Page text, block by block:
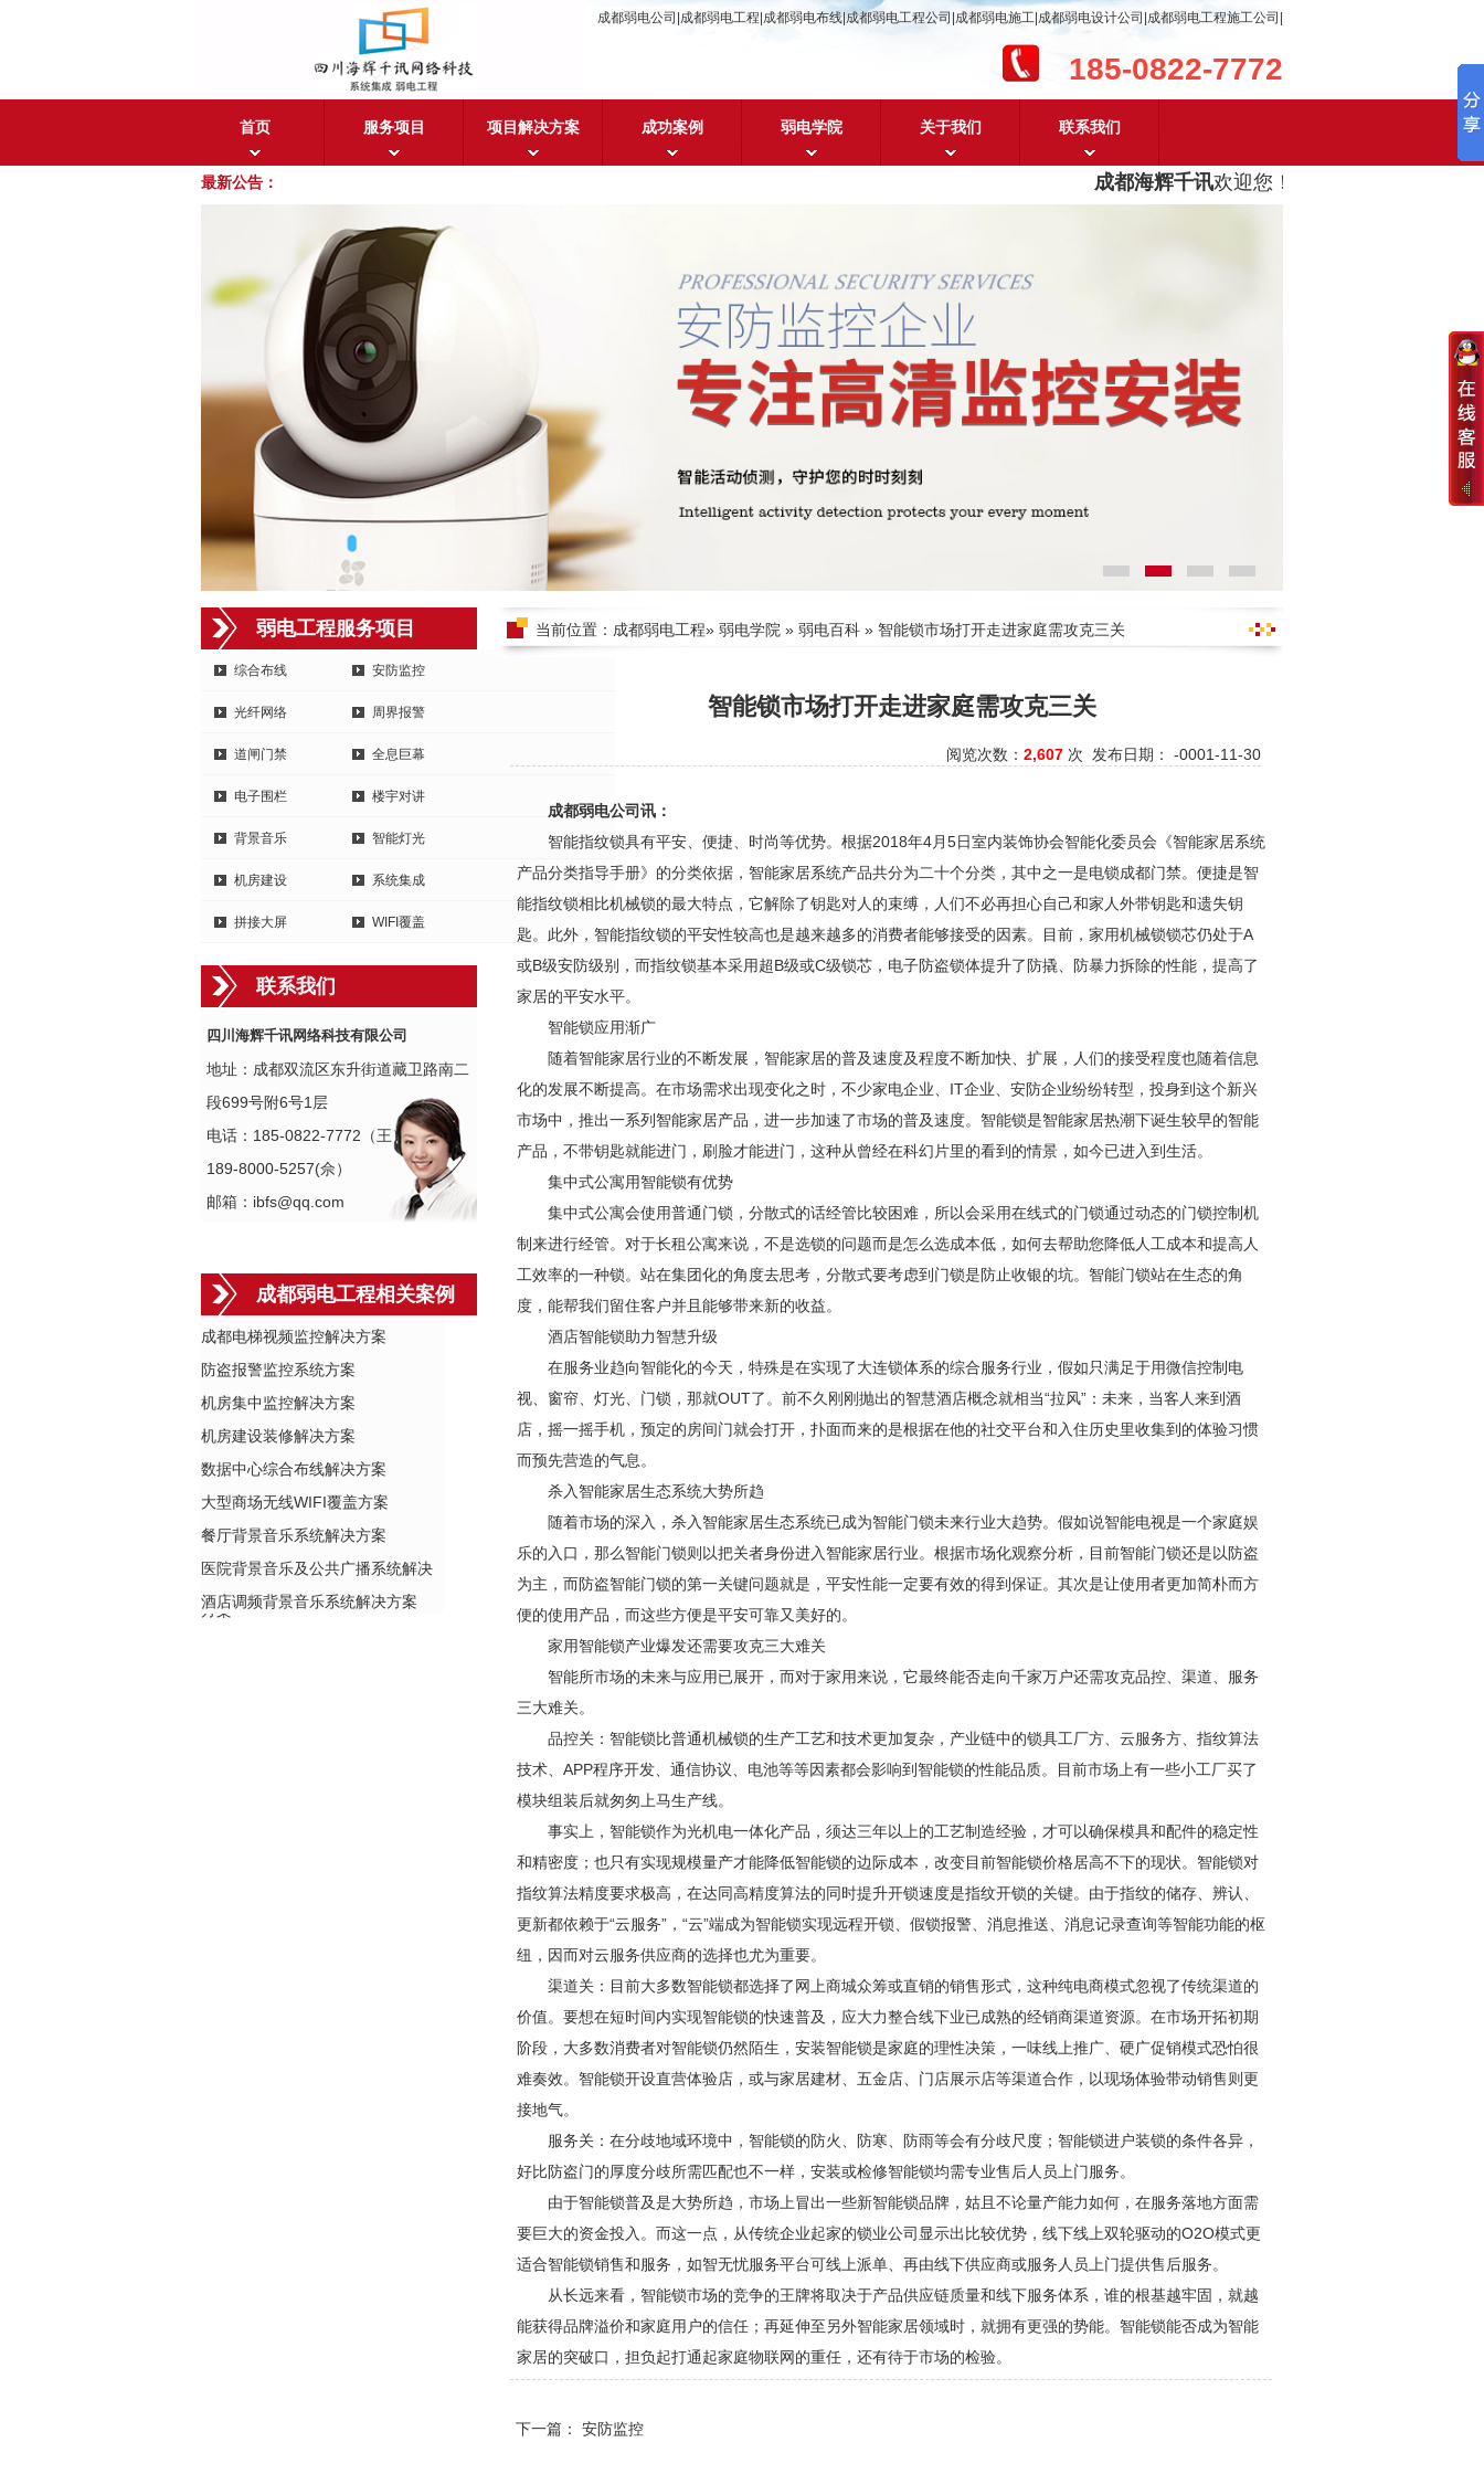
成都弱电公司|成都弱电工程|成都弱电布线|成都弱电工程公司|成都弱电施工|成都弱电设计公司|成都弱电工程施工公司|
185-0822-7772
首页 服务项目 项目解决方案 成功案例 弱电学院 关于我们 联系我们
最新公告： 成都海辉千讯欢迎您！ 成都弱电工程设计及成
弱电工程服务项目
综合布线 安防监控
光纤网络 周界报警
道闸门禁 全息巨幕
电子围栏 楼宇对讲
背景音乐 智能灯光
机房建设 系统集成
拼接大屏 WIFI覆盖
联系我们
四川海辉千讯网络科技有限公司
地址：成都双流区东升街道藏卫路南二
段699号附6号1层
电话：185-0822-7772（王）
189-8000-5257(佘）
邮箱：ibfs@qq.com
成都弱电工程相关案例
成都电梯视频监控解决方案
防盗报警监控系统方案
机房集中监控解决方案
机房建设装修解决方案
数据中心综合布线解决方案
大型商场无线WIFI覆盖方案
餐厅背景音乐系统解决方案
医院背景音乐及公共广播系统解决
方案
酒店调频背景音乐系统解决方案
当前位置： 成都弱电工程» 弱电学院 » 弱电百科 » 智能锁市场打开走进家庭需攻克三关
智能锁市场打开走进家庭需攻克三关
阅览次数： 2,607 次 发布日期： -0001-11-30
成都弱电公司讯：
智能指纹锁具有平安、便捷、时尚等优势。根据2018年4月5日室内装饰协会智能化委员会《智能家居系统
产品分类指导手册》的分类依据，智能家居系统产品共分为二十个分类，其中之一是电锁成都门禁。便捷是智
能指纹锁相比机械锁的最大特点，它解除了钥匙对人的束缚，人们不必再担心自己和家人外带钥匙和遗失钥
匙。此外，智能指纹锁的平安性较高也是越来越多的消费者能够接受的因素。目前，家用机械锁锁芯仍处于A
或B级安防级别，而指纹锁基本采用超B级或C级锁芯，电子防盗锁体提升了防撬、防暴力拆除的性能，提高了
家居的平安水平。
智能锁应用渐广
随着智能家居行业的不断发展，智能家居的普及速度及程度不断加快、扩展，人们的接受程度也随着信息
化的发展不断提高。在市场需求出现变化之时，不少家电企业、IT企业、 安防企业纷纷转型，投身到这个新兴
市场中，推出一系列智能家居产品，进一步加速了市场的普及速度。智能锁是智能家居热潮下诞生较早的智能
产品，不带钥匙就能进门，刷脸才能进门，这种从曾经在科幻片里的看到的情景，如今已进入到生活。
集中式公寓用智能锁有优势
集中式公寓会使用普通门锁，分散式的话经管比较困难，所以会采用在线式的门锁通过动态的门锁控制机
制来进行经管。对于长租公寓来说，不是选锁的问题而是怎么选成本低，如何去帮助您降低人工成本和提高人
工效率的一种锁。站在集团化的角度去思考，分散式要考虑到门锁是防止收银的坑。智能门锁站在生态的角
度，能帮我们留住客户并且能够带来新的收益。
酒店智能锁助力智慧升级
在服务业趋向智能化的今天，特殊是在实现了大连锁体系的综合服务行业，假如只满足于用微信控制电
视、窗帘、灯光、门锁，那就OUT了。前不久刚刚抛出的智慧酒店概念就相当“拉风”：未来，当客人来到酒
店，摇一摇手机，预定的房间门就会打开，扑面而来的是根据在他的社交平台和入住历史里收集到的体验习惯
而预先营造的气息。
杀入智能家居生态系统大势所趋
随着市场的深入，杀入智能家居生态系统已成为智能门锁未来行业大趋势。假如说智能电视是一个家庭娱
乐的入口，那么智能门锁则以把关者身份进入智能家居行业。根据市场化观察分析，目前智能门锁还是以防盗
为主，而防盗智能门锁的第一关键问题就是，平安性能一定要有效的得到保证。其次是让使用者更加简朴而方
便的使用产品，而这些方便是平安可靠又美好的。
家用智能锁产业爆发还需要攻克三大难关
智能所市场的未来与应用已展开，而对于家用来说，它最终能否走向千家万户还需攻克品控、渠道、服务
三大难关。
品控关：智能锁比普通机械锁的生产工艺和技术更加复杂，产业链中的锁具工厂方、云服务方、指纹算法
技术、APP程序开发、通信协议、电池等等因素都会影响到智能锁的性能品质。目前市场上有一些小工厂买了
模块组装后就匆匆上马生产线。
事实上，智能锁作为光机电一体化产品，须达三年以上的工艺制造经验，才可以确保模具和配件的稳定性
和精密度；也只有实现规模量产才能降低智能锁的边际成本，改变目前智能锁价格居高不下的现状。智能锁对
指纹算法精度要求极高，在达同高精度算法的同时提升开锁速度是指纹开锁的关键。由于指纹的储存、辨认、
更新都依赖于“云服务”，“云”端成为智能锁实现远程开锁、假锁报警、消息推送、消息记录查询等智能功能的枢
纽，因而对云服务供应商的选择也尤为重要。
渠道关：目前大多数智能锁都选择了网上商城众筹或直销的销售形式，这种纯电商模式忽视了传统渠道的
价值。要想在短时间内实现智能锁的快速普及，应大力整合线下业已成熟的经销商渠道资源。在市场开拓初期
阶段，大多数消费者对智能锁仍然陌生，安装智能锁是家庭的理性决策，一味线上推广、硬广促销模式恐怕很
难奏效。智能锁开设直营体验店，或与家居建材、五金店、门店展示店等渠道合作，以现场体验带动销售则更
接地气。
服务关：在分歧地域环境中，智能锁的防火、防寒、防雨等会有分歧尺度；智能锁进户装锁的条件各异，
好比防盗门的厚度分歧所需匹配也不一样，安装或检修智能锁均需专业售后人员上门服务。
由于智能锁普及是大势所趋，市场上冒出一些新智能锁品牌，姑且不论量产能力如何，在服务落地方面需
要巨大的资金投入。而这一点，从传统企业起家的锁业公司显示出比较优势，线下线上双轮驱动的O2O模式更
适合智能锁销售和服务，如智无忧服务平台可线上派单、再由线下供应商或服务人员上门提供售后服务。
从长远来看，智能锁市场的竞争的王牌将取决于产品供应链质量和线下服务体系，谁的根基越牢固，就越
能获得品牌溢价和家庭用户的信任；再延伸至另外智能家居领域时，就拥有更强的势能。智能锁能否成为智能
家居的突破口，担负起打通起家庭物联网的重任，还有待于市场的检验。
下一篇： 安防监控